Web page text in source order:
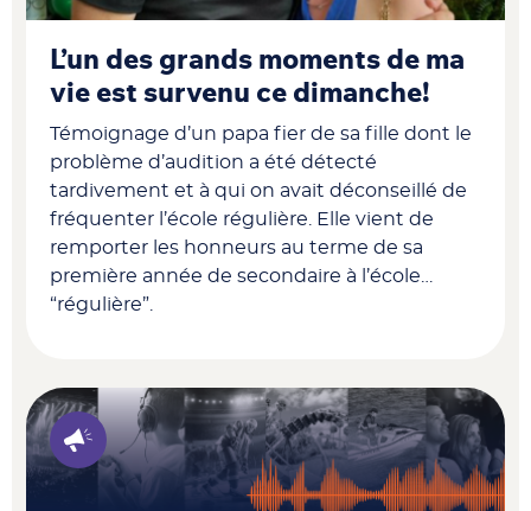
L’un des grands moments de ma
vie est survenu ce dimanche!
Témoignage d’un papa fier de sa fille dont le
problème d’audition a été détecté
tardivement et à qui on avait déconseillé de
fréquenter l’école régulière. Elle vient de
remporter les honneurs au terme de sa
première année de secondaire à l’école…
“régulière”.